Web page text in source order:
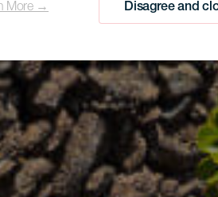
More → Disagree and